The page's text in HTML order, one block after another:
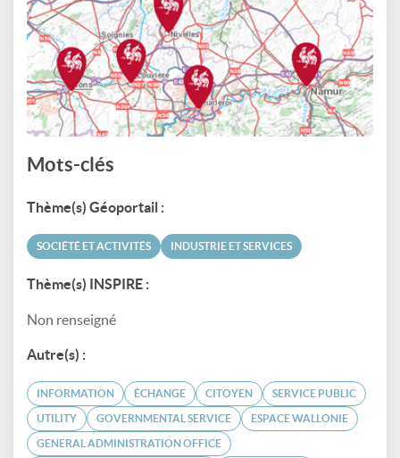
Mots-clés
Thème(s) Géoportail :
SOCIÉTÉ ET ACTIVITÉS INDUSTRIE ET SERVICES
Thème(s) INSPIRE :
Non renseigné
Autre(s) :
INFORMATION ÉCHANGE CITOYEN SERVICE PUBLIC
UTILITY GOVERNMENTAL SERVICE ESPACE WALLONIE
GENERAL ADMINISTRATION OFFICE